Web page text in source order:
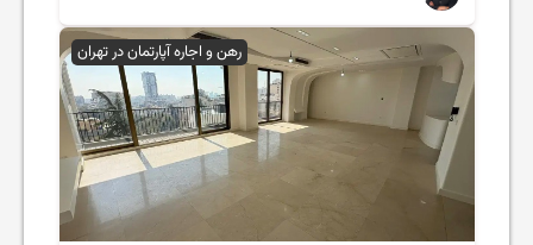
رهن و اجاره آپارتمان در تهران